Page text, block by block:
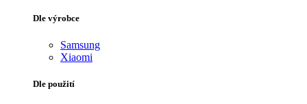
Dle výrobce
Samsung
Xiaomi
Dle použití